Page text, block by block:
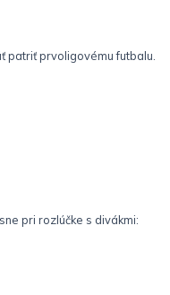
patriť prvoligovému futbalu.
pri rozlúčke s divákmi: